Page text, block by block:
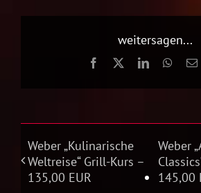
weitersagen...
Facebook LinkedIn
E-
Weber „Kulinarische
Weltreise“ Grill-Kurs –
135,00 EUR
Weber
145,00